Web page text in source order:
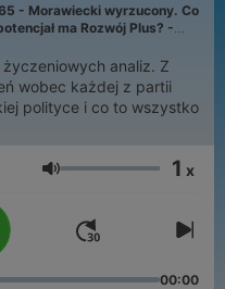
- Morawiecki wyrzucony. Co
ma Rozwój Plus? -
analiz. Z
wobec każdej z partii
polityce i co to wszystko
Głośność 1 x
00:00